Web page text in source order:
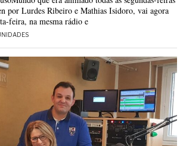
por Lurdes Ribeiro e Mathias Isidoro, vai agora
feira, na mesma rádio e